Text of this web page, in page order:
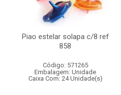
Piao estelar solapa c/8 ref
858
Código: 571265
Embalagem: Unidade
Caixa Com: 24 Unidade(s)